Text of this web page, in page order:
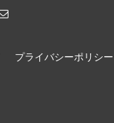
プライバシーポリシー